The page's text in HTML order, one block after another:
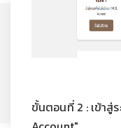
ขั้นตอนที่ 2 : เข้าสู่